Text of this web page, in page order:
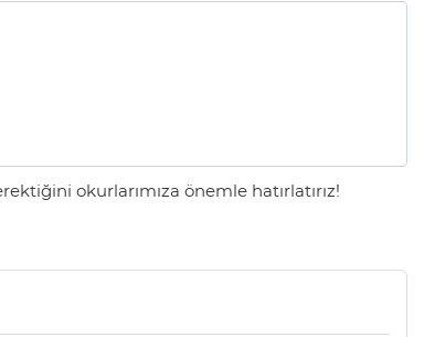
okurlarımıza önemle hatırlatırız!